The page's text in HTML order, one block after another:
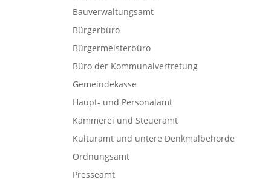
Bauverwaltungsamt
Bürgerbüro
Bürgermeisterbüro
Büro der Kommunalvertretung
Gemeindekasse
Haupt- und Personalamt
Kämmerei und Steueramt
Kulturamt und untere Denkmalbehörde
Ordnungsamt
Presseamt